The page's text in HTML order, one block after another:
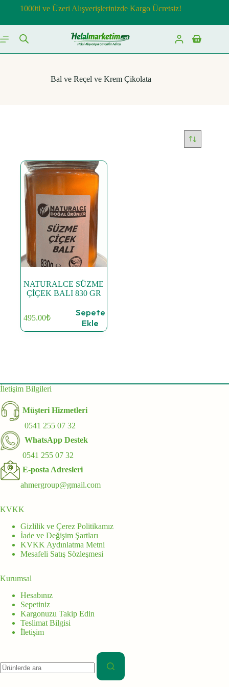
1000tl ve Üzeri Alışverişlerinizde Kargo Ücretsiz!
Shopping
cart
Bal ve Reçel ve Krem Çikolata
NATURALCE SÜZME
ÇİÇEK BALI 830 GR
495.00₺
Sepete
Ekle
İletişim Bilgileri
Müşteri Hizmetleri
0541 255 07 32
WhatsApp Destek
0541 255 07 32
E-posta Adresleri
ahmergroup@gmail.com
KVKK
Gizlilik ve Çerez Politikamız
İade ve Değişim Şartları
KVKK Aydınlatma Metni
Mesafeli Satış Sözleşmesi
Kurumsal
Hesabınız
Sepetiniz
Kargonuzu Takip Edin
Teslimat Bilgisi
İletişim